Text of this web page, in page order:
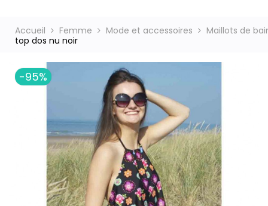
Accueil Femme Mode et accessoires
Maillots de
top dos nu noir
-95%